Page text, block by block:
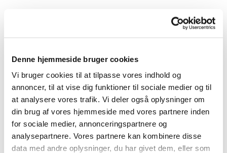
Denne hjemmeside bruger cookies
Vi bruger cookies til at tilpasse vores indhold og
annoncer, til at vise dig funktioner til sociale medier og til
at analysere vores trafik. Vi deler også oplysninger om
din brug af vores hjemmeside med vores partnere inden
for sociale medier, annonceringspartnere og
analysepartnere. Vores partnere kan kombinere disse
data med andre oplysninger, du har givet dem, eller som